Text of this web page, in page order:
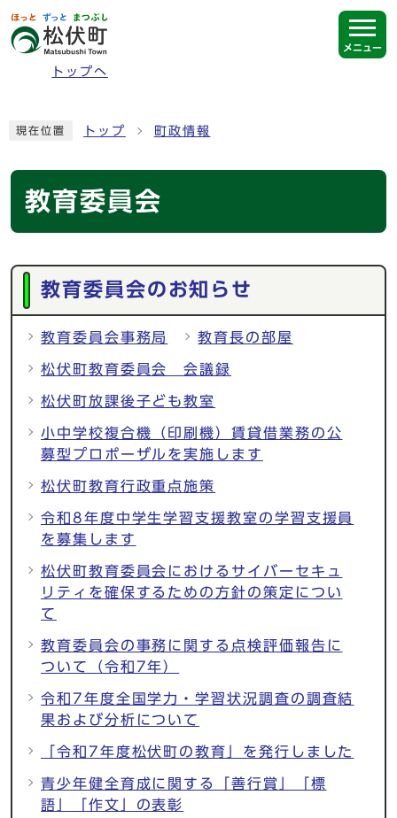
ページの先頭です
トップへ
メニュー
現在位置 トップ 町政情報
教育委員会
メインメニュー
教育委員会のお知らせ
教育委員会事務局 教育長の部屋
松伏町教育委員会 会議録
松伏町放課後子ども教室
小中学校複合機（印刷機）賃貸借業務の公
募型プロポーザルを実施します
松伏町教育行政重点施策
令和8年度中学生学習支援教室の学習支援員
を募集します
松伏町教育委員会におけるサイバーセキュ
リティを確保するための方針の策定につい
て
教育委員会の事務に関する点検評価報告に
ついて（令和7年）
令和7年度全国学力・学習状況調査の調査結
果および分析について
「令和7年度松伏町の教育」を発行しました
青少年健全育成に関する「善行賞」「標
語」「作文」の表彰